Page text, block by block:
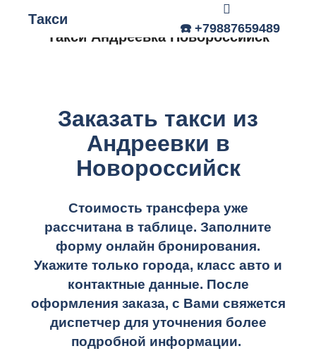
Такси
Главное меню
☎️ +79887659489
Такси Андреевка Новороссийск
Заказать такси из
Андреевки в
Новороссийск
Стоимость трансфера уже
рассчитана в таблице. Заполните
форму онлайн бронирования.
Укажите только города, класс авто и
контактные данные. После
оформления заказа, с Вами свяжется
диспетчер для уточнения более
подробной информации.